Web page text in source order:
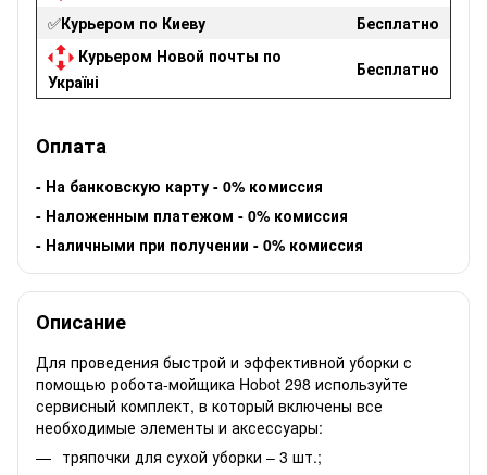
✅Курьером по Киеву
Бесплатно
Курьером Новой почты по
Україні
Бесплатно
Оплата
- На банковскую карту - 0% комиссия
- Наложенным платежом - 0% комиссия
- Наличными при получении - 0% комиссия
Описание
Для проведения быстрой и эффективной уборки с
помощью робота-мойщика Hobot 298 используйте
сервисный комплект, в который включены все
необходимые элементы и аксессуары:
тряпочки для сухой уборки – 3 шт.;